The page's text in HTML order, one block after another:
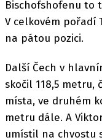
Bischofshofenu to
V celkovém pořadí
na pátou pozici.
Další Čech v
skočil 118,5 metru,
místa, ve druhém
metru dále. A
umístil na chvostu